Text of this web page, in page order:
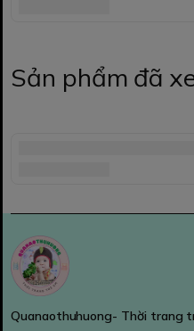
Sản phẩm đã
Quanaothuhuong- Thời trang